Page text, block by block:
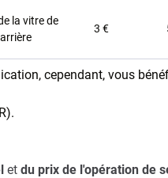
la vitre de
3 €
cependant, vous
et du prix de l'opération de